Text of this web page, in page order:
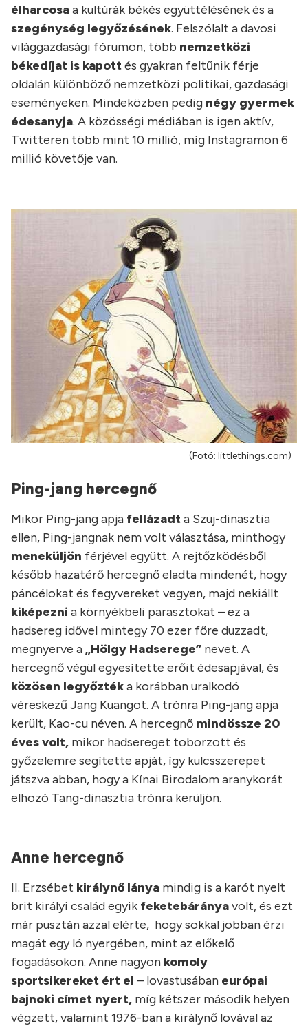
élharcosaa kultúrák békés együttélésének és a
szegénység legyőzésének. Felszólalt a davosi
világgazdasági fórumon, több nemzetközi
békedíjat is kapottés gyakran feltűnik férje
oldalán különböző nemzetközi politikai, gazdasági
eseményeken. Mindeközben pedig négy gyermek
édesanyja. A közösségi médiában is igen aktív,
Twitteren több mint 10 millió, míg Instagramon 6
millió követője van.
(Fotó: littlethings.com)
Ping-jang hercegnő
Mikor Ping-jang apja fellázadta Szuj-dinasztia
ellen, Ping-jangnak nem volt választása, minthogy
meneküljön férjével együtt. A rejtőzködésből
később hazatérő hercegnő eladta mindenét, hogy
páncélokat és fegyvereket vegyen, majd nekiállt
kiképezni a környékbeli parasztokat – ez a
hadsereg idővel mintegy 70 ezer főre duzzadt,
megnyerve a„Hölgy Hadserege” nevet. A
hercegnő végül egyesítette erőit édesapjával, és
közösen legyőztéka korábban uralkodó
véreskezű Jang Kuangot. A trónra Ping-jang apja
került, Kao-cu néven. A hercegnő mindössze 20
éves volt, mikor hadsereget toborzott és
győzelemre segítette apját, így kulcsszerepet
játszva abban, hogy a Kínai Birodalom aranykorát
elhozó Tang-dinasztia trónra kerüljön.
Anne hercegnő
II. Erzsébet királynő lánya mindig is a karót nyelt
brit királyi család egyik feketebárányavolt, és ezt
már pusztán azzal elérte, hogy sokkal jobban érzi
magát egy ló nyergében, mint az előkelő
fogadásokon. Anne nagyon komoly
sportsikereket ért el – lovastusában európai
bajnoki címet nyert, míg kétszer második helyen
végzett, valamint 1976-ban a királynő lovával az